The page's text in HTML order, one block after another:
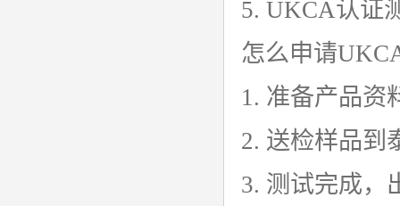
5. UKCA认证
怎么申请
1. 准备产品资
2. 送检样品到
3. 测试完成，